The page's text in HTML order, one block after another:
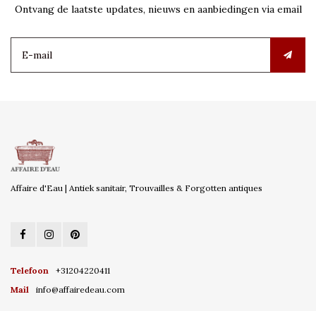
Ontvang de laatste updates, nieuws en aanbiedingen via email
Affaire d'Eau | Antiek sanitair, Trouvailles & Forgotten antiques
Telefoon
+31204220411
Mail
info@affairedeau.com